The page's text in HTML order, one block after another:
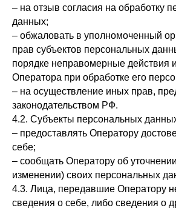
– на отзыв согласия на обработку
данных;
– обжаловать в уполномоченный
прав субъектов персональных
порядке неправомерные действия
Оператора при обработке его
– на осуществление иных прав,
законодательством РФ.
4.2. Субъекты персональных
– предоставлять Оператору
себе;
– сообщать Оператору об
изменении) своих персональных
4.3. Лица, передавшие Оператору
сведения о себе, либо сведения о